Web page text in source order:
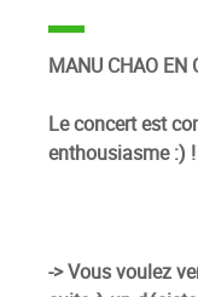
MANU CHAO EN
Le concert est
enthousiasme :) !
-> Vous voulez